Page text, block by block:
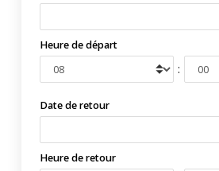
Heure de départ
:
Date de retour
Heure de retour